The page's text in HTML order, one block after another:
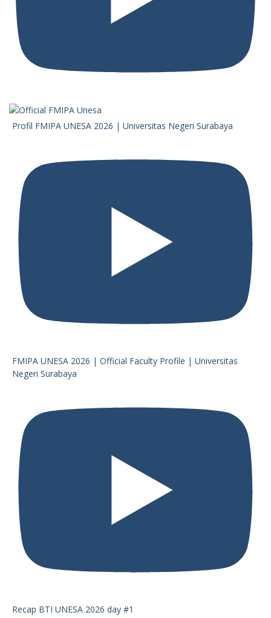
Profil FMIPA UNESA 2026 | Universitas Negeri Surabaya
FMIPA UNESA 2026 | Official Faculty Profile | Universitas
Negeri Surabaya
Recap BTI UNESA 2026 day #1